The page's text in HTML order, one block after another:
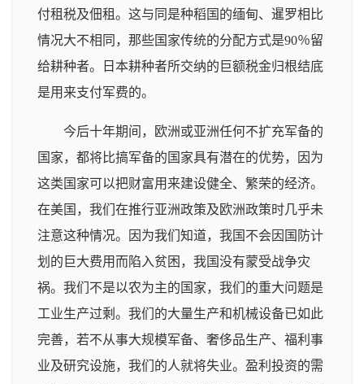
付租税及佃租。这与同是种稻国的缅甸、暹罗相比
情况大不相同，那些国家传统的分配方式是90％留
给耕种者。日本耕种者所交纳的巨额税金归根结底
是用来支付军费的。
今后十年期间，欧洲或亚洲任何不扩充军备的
国家，都将比搞军备的国家具有潜在的优势，因为
这类国家可以把财富用来建设健全、繁荣的经济。
在美国，我们在推行亚洲政策及欧洲政策时几乎未
注意这种情况。因为我们知道，我国不会因国防计
划的巨大费用而陷入贫困，我国没有蒙受战争灾
祸。我们不是以农为主的国家，我们的重大问题是
工业生产过剩。我们的大量生产和机械设备已如此
完善，若不从事大规模军备、奢侈品生产、福利事
业及研究设施，我们的人就将失业。盈利投资的需